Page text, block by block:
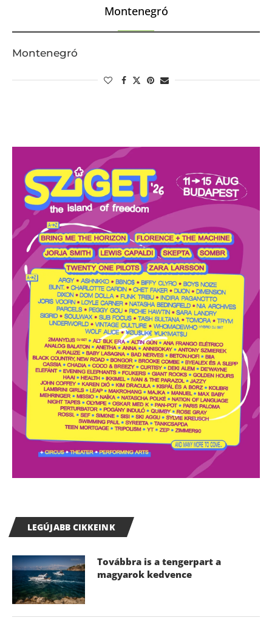
Montenegró
Montenegró
LEGÚJABB CIKKEINK
Továbbra is a tengerpart a
magyarok kedvence